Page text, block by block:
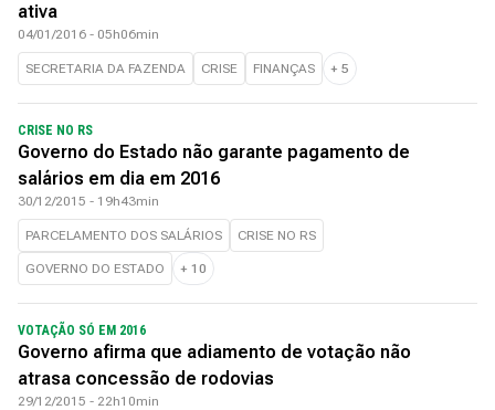
ativa
04/01/2016 - 05h06min
SECRETARIA DA FAZENDA CRISE FINANÇAS + 5
CRISE NO RS
Governo do Estado não garante pagamento de
salários em dia em 2016
30/12/2015 - 19h43min
PARCELAMENTO DOS SALÁRIOS CRISE NO RS
GOVERNO DO ESTADO + 10
VOTAÇÃO SÓ EM 2016
Governo afirma que adiamento de votação não
atrasa concessão de rodovias
29/12/2015 - 22h10min